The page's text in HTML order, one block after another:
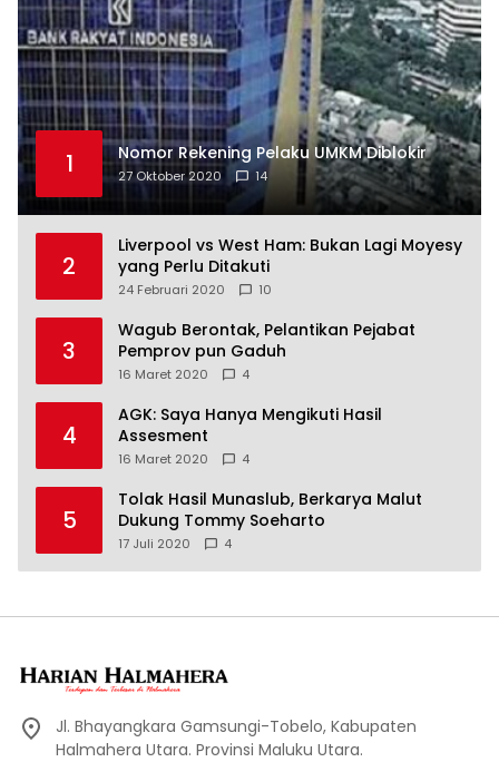
1 Nomor Rekening Pelaku UMKM Diblokir
27 Oktober 2020 14
2
Liverpool vs West Ham: Bukan Lagi Moyesy
yang Perlu Ditakuti
24 Februari 2020 10
3
Wagub Berontak, Pelantikan Pejabat
Pemprov pun Gaduh
16 Maret 2020 4
4
AGK: Saya Hanya Mengikuti Hasil
Assesment
16 Maret 2020 4
5
Tolak Hasil Munaslub, Berkarya Malut
Dukung Tommy Soeharto
17 Juli 2020 4
Jl. Bhayangkara Gamsungi-Tobelo, Kabupaten
Halmahera Utara. Provinsi Maluku Utara.